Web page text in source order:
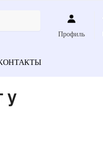
Профиль
у